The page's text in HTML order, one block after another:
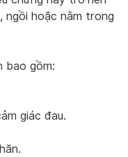
ngồi hoặc nằm trong
bao gồm:
giác đau.